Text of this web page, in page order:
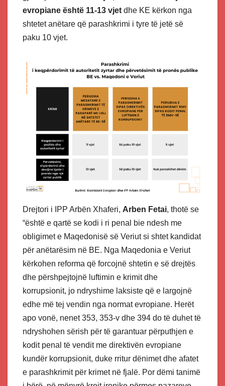
evropiane është 11-13 vjet dhe KE kërkon nga
shtetet anëtare që parashkrimi i tyre të jetë së
paku 10 vjet.
Drejtori i IPP Arbën Xhaferi, Arben Fetai, thotë se
“është e qartë se kodi i ri penal bie ndesh me
obligimet e Maqedonisë së Veriut si shtet kandidat
për anëtarësim në BE. Nga Maqedonia e Veriut
kërkohen reforma që forcojnë shtetin e së drejtës
dhe përshpejtojnë luftimin e krimit dhe
korrupsionit, jo ndryshime laksiste që e largojnë
edhe më tej vendin nga normat evropiane. Herët
apo vonë, nenet 353, 353-v dhe 394 do të duhet të
ndryshohen sërish për të garantuar përputhjen e
kodit penal të vendit me direktivën evropiane
kundër korrupsionit, duke rritur dënimet dhe afatet
e parashkrimit për krimet në fjalë. Por dëmi tanimë